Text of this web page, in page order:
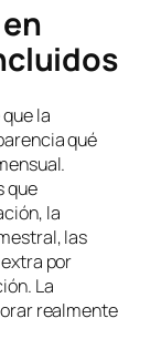
la
qué
que
la
las
por
La
realmente